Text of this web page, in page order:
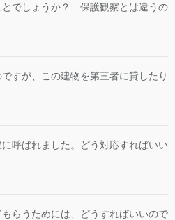
とでしょうか？ 保護観察とは違うの
すが、この建物を第三者に貸したり
呼ばれました。どう対応すればいい
らうためには、どうすればいいので